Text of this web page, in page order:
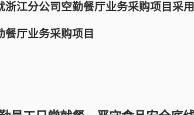
江分公司空勤餐厅业务采购项目采
厅业务采购项目